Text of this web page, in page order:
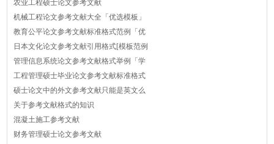
农业工程硕士论文参考文献
机械工程论文参考文献大全「优选模板」
教育公平论文参考文献标准格式范例「优
日本文化论文参考文献引用格式[模板范例
管理信息系统论文参考文献格式举例「学
工程管理硕士毕业论文参考文献标准格式
硕士论文中的外文参考文献只能是英文么
关于参考文献格式的知识
混凝土施工参考文献
财务管理硕士论文参考文献